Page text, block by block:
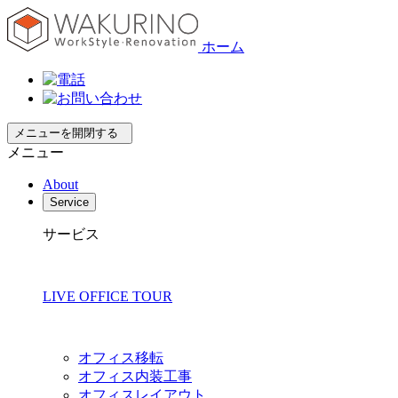
ホーム
メニューを開閉する
メニュー
About
Service
サービス
LIVE OFFICE TOUR
オフィス移転
オフィス内装工事
オフィスレイアウト